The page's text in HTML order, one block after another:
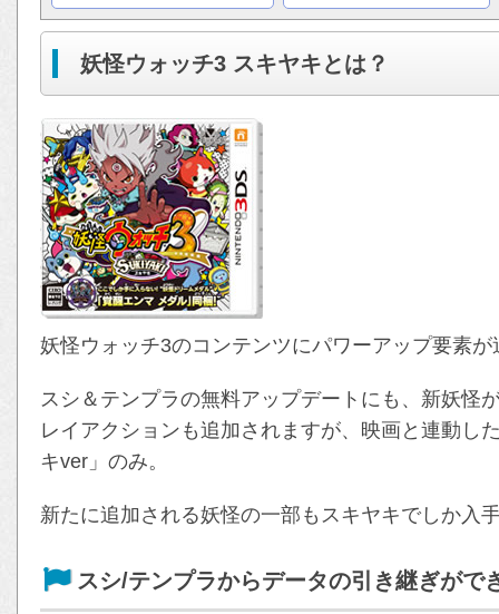
妖怪ウォッチ3 スキヤキとは？
妖怪ウォッチ3のコンテンツにパワーアップ要素
スシ＆テンプラの無料アップデートにも、新妖怪
レイアクションも追加されますが、映画と連動し
キver」のみ。
新たに追加される妖怪の一部もスキヤキでしか入
スシ/テンプラからデータの引き継ぎがで